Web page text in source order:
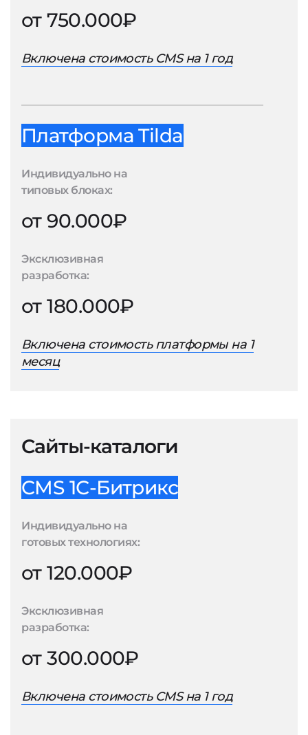
от 750.000₽
Включена стоимость CMS на 1 год
Платформа Tilda
Индивидуально на
типовых блоках:
от 90.000₽
Эксклюзивная
разработка:
от 180.000₽
Включена стоимость платформы на 1
месяц
Сайты-каталоги
CMS 1С-Битрикс
Индивидуально на
готовых технологиях:
от 120.000₽
Эксклюзивная
разработка:
от 300.000₽
Включена стоимость CMS на 1 год